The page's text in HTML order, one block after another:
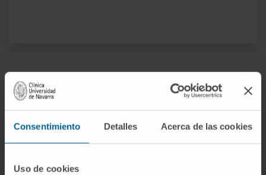
Consentimiento Detalles Acerca de las cookies
Uso de cookies